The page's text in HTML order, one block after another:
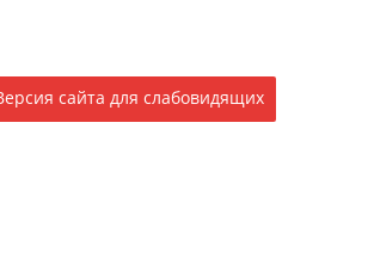
сайта для слабовидящих